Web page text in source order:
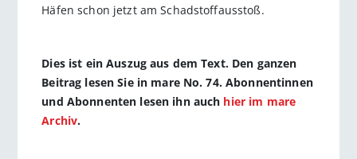
Häfen schon jetzt am Schadstoffausstoß.
Dies ist ein Auszug aus dem Text. Den ganzen
Beitrag lesen Sie in mare No. 74. Abonnentinnen
und Abonnenten lesen ihn auch hier im mare
Archiv.